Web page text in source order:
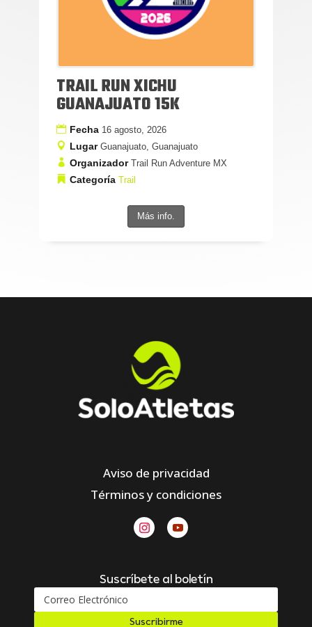
TRAIL RUN XICHU
GUANAJUATO 15K
Fecha 16 agosto, 2026
Lugar Guanajuato, Guanajuato
Organizador Trail Run Adventure MX
Categoría Trail
Más info.
Aviso de privacidad
Términos y condiciones
Suscríbete al boletín
Suscribirme